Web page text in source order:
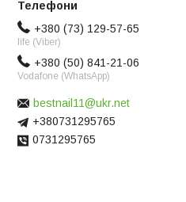
+380 (73) 129-57-65
life (Viber)
+380 (50) 841-21-06
Vodafone (WhatsApp)
bestnail11@ukr.net
+380731295765
0731295765